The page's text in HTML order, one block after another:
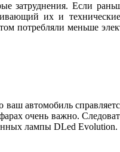
Если
их и
потребляли меньше
автомобиль
очень важно.
лампы DLed Evolution.